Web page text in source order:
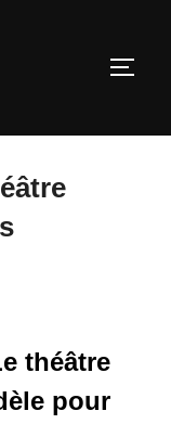
théâtre
pour